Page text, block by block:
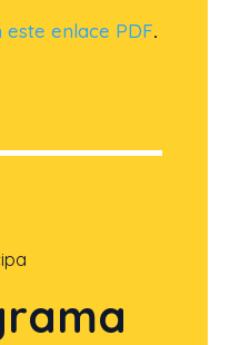
enlace PDF.